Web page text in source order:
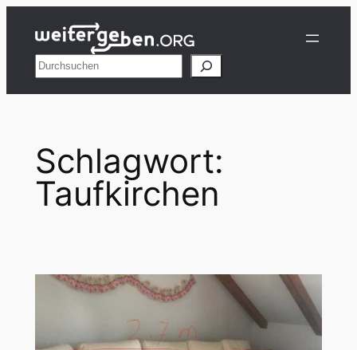
Inhalt
springenSuchen
Schlagwort:
Taufkirchen